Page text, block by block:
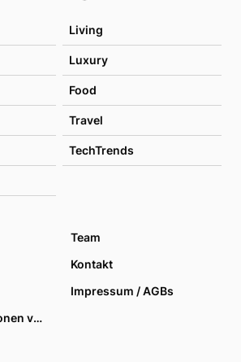
Living
Luxury
Food
Travel
TechTrends
Team
Kontakt
Impressum / AGBs
Datenschutzoptionen verwalten